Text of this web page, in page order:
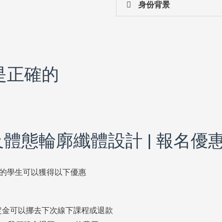
身份背景
正確的
態輪廓纖體設計 | 報名優
學生可以獲得以下優惠
可以挪去下次線下課程或退款